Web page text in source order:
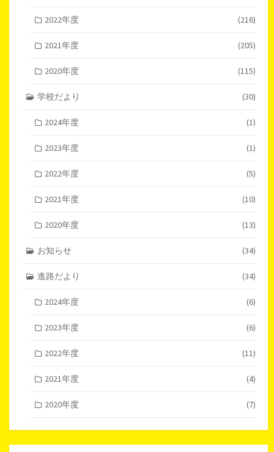
2022年度 (216)
2021年度 (205)
2020年度 (115)
学校だより (30)
2024年度 (1)
2023年度 (1)
2022年度 (5)
2021年度 (10)
2020年度 (13)
お知らせ (34)
進路だより (34)
2024年度 (6)
2023年度 (6)
2022年度 (11)
2021年度 (4)
2020年度 (7)